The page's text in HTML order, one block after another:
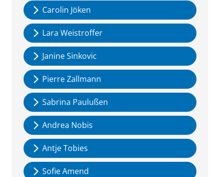
Carolin Jöken
Lara Weistroffer
Janine Sinkovic
Pierre Zallmann
Sabrina Paulußen
Andrea Nobis
Antje Tobies
Sofie Amend